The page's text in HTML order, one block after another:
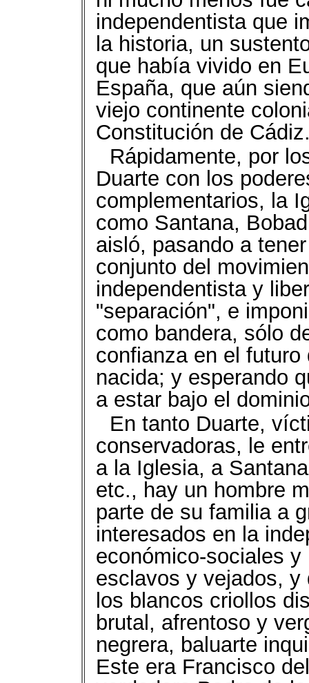
independentista que
la historia, un
que había vivido en
España, que aún
viejo continente
Constitución de
Rápidamente, por
Duarte con los
complementarios, la
como Santana,
aisló, pasando a
conjunto del
independentista y
"separación", e
como bandera, sólo
confianza en el
nacida; y esperando
a estar bajo el
En tanto Duarte,
conservadoras, le
a la Iglesia, a
etc., hay un hombre
parte de su familia a
interesados en la
económico-sociales
esclavos y vejados,
los blancos criollos
brutal, afrentoso y
negrera, baluarte
Este era Francisco